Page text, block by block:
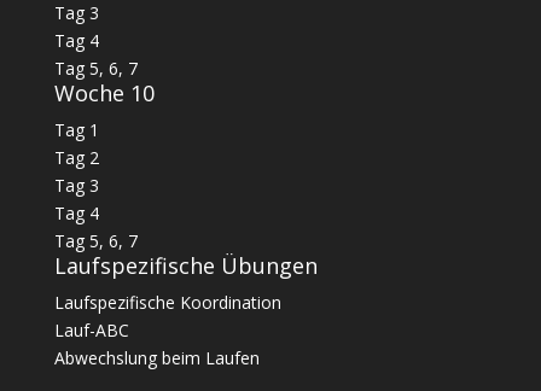
Tag 3
Tag 4
Tag 5, 6, 7
Woche 10
Tag 1
Tag 2
Tag 3
Tag 4
Tag 5, 6, 7
Laufspezifische Übungen
Laufspezifische Koordination
Lauf-ABC
Abwechslung beim Laufen